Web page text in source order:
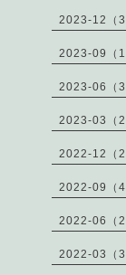
2023-12（3
2023-09（1
2023-06（3
2023-03（2
2022-12（2
2022-09（4
2022-06（2
2022-03（3